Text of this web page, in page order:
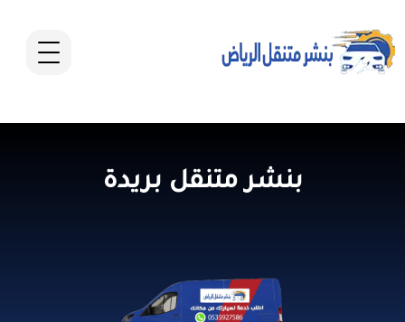
بنشر متنقل بريدة